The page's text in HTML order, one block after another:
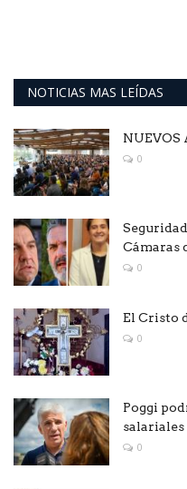
NOTICIAS MAS LEÍDAS
NUEVOS
0
Cámaras
0
El Cristo
0
Poggi
salariales
0